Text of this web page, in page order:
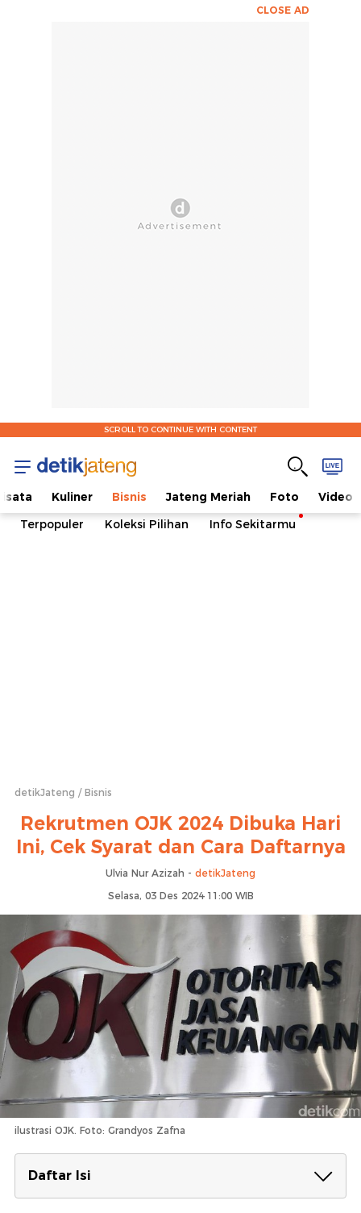
CLOSE AD
SCROLL TO CONTINUE WITH CONTENT
Kuliner Bisnis Jateng Meriah Foto
Video
Terpopuler
Koleksi Pilihan Info Sekitarmu
detikJateng Bisnis
Rekrutmen OJK 2024 Dibuka Hari
Ini, Cek Syarat dan Cara Daftarnya
Ulvia Nur Azizah - detikJateng
Selasa, 03 Des 2024 11:00 WIB
ilustrasi OJK. Foto: Grandyos Zafna
Daftar Isi
Syarat Rekrutmen OJK 2024